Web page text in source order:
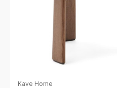
Kave Home